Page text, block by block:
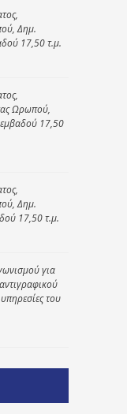
Δημ.
17,50 τ.μ.
Ωρωπού,
17,50
Δημ.
17,50 τ.μ.
για
του